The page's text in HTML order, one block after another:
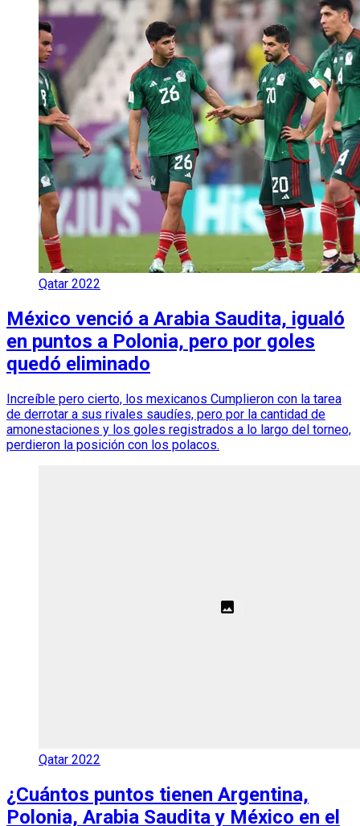
Qatar 2022
México venció a Arabia Saudita, igualó
en puntos a Polonia, pero por goles
quedó eliminado
Increíble pero cierto, los mexicanos Cumplieron con la tarea
de derrotar a sus rivales saudíes, pero por la cantidad de
amonestaciones y los goles registrados a lo largo del torneo,
perdieron la posición con los polacos.
Qatar 2022
¿Cuántos puntos tienen Argentina,
Polonia, Arabia Saudita y México en el